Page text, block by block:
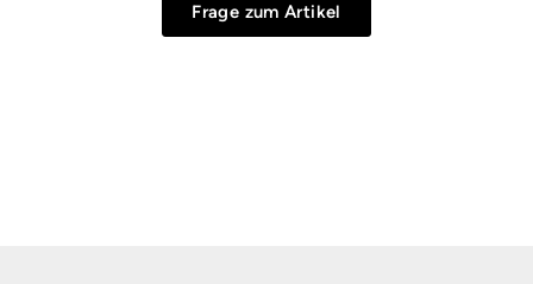
Frage zum Artikel